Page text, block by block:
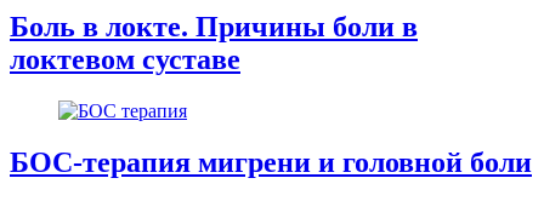
Боль в локте. Причины боли в
локтевом суставе
БОС-терапия мигрени и головной боли